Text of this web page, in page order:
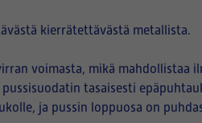
kierrätettävästä metallista.
voimasta, mikä mahdollistaa
tasaisesti
ja pussin loppuosa on